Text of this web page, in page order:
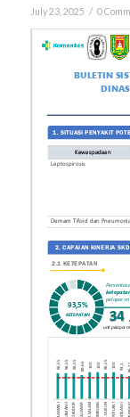
July 23, 2025 / 0